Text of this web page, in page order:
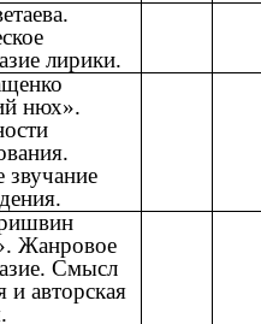
лирики.
нюх».
звучание
Жанровое
Смысл
и авторская